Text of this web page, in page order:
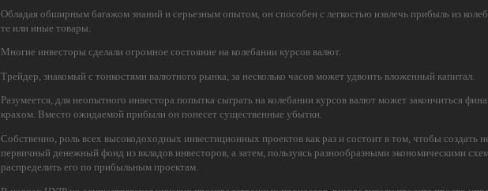
Обладая обширным багажом знаний и серьезным опытом, он способен с легкостью извлечь прибыль из
те или иные товары.
Многие инвесторы сделали огромное состояние на колебании курсов валют.
Трейдер, знакомый с тонкостями валютного рынка, за несколько часов может удвоить вложенный капитал.
Разумеется, для неопытного инвестора попытка сыграть на колебании курсов валют может закончиться
крахом. Вместо ожидаемой прибыли он понесет существенные убытки.
Собственно, роль всех высокодоходных инвестиционных проектов как раз и состоит в том, чтобы создать
первичный денежный фонд из вкладов инвесторов, а затем, пользуясь разнообразными экономическими
распределить его по прибыльным проектам.